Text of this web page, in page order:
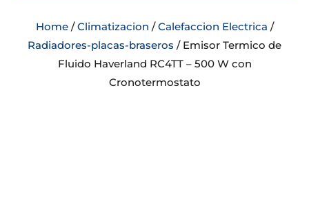
Home/Climatizacion /Calefaccion Electrica /
Radiadores-placas-braseros / Emisor Termico de
Fluido Haverland RC4TT – 500 W con
Cronotermostato